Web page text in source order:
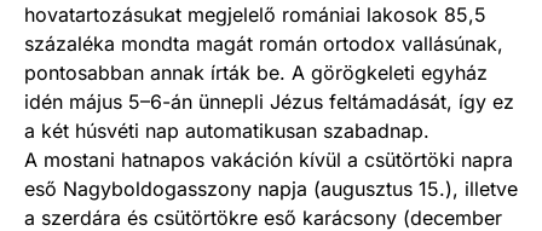
hovatartozásukat megjelelő romániai lakosok 85,5
százaléka mondta magát román ortodox vallásúnak,
pontosabban annak írták be. A görögkeleti egyház
idén május 5–6-án ünnepli Jézus feltámadását, így ez
a két húsvéti nap automatikusan szabadnap.
A mostani hatnapos vakáción kívül a csütörtöki napra
eső Nagyboldogasszony napja (augusztus 15.), illetve
a szerdára és csütörtökre eső karácsony (december